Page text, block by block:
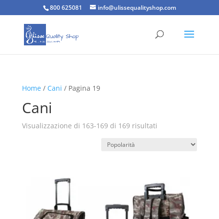
800 625081 info@ulissequalityshop.com
Home/ Cani / Pagina 19
Cani
Visualizzazione di 163-169 di 169 risultatiPopolarità